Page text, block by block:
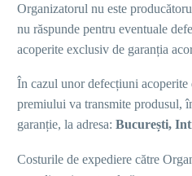
Organizatorul nu este
nu răspunde pentru eventuale
acoperite exclusiv de garanția
În cazul unor defecțiuni acoperite
premiului va transmite produsul,
garanție, la adresa: București,
Costurile de expediere către